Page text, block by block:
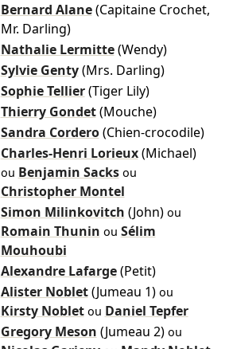
Bernard Alane (Capitaine Crochet,
Mr. Darling)
Nathalie Lermitte (Wendy)
Sylvie Genty (Mrs. Darling)
Sophie Tellier (Tiger Lily)
Thierry Gondet (Mouche)
Sandra Cordero (Chien-crocodile)
Charles-Henri Lorieux (Michael)
ou Benjamin Sacks ou
Christopher Montel
Simon Milinkovitch (John) ou
Romain Thunin ou Sélim
Mouhoubi
Alexandre Lafarge (Petit)
Alister Noblet (Jumeau 1) ou
Kirsty Noblet ou Daniel Tepfer
Gregory Meson (Jumeau 2) ou